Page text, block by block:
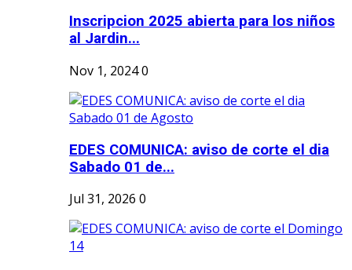
Inscripcion 2025 abierta para los niños
al Jardin...
Nov 1, 20240
EDES COMUNICA: aviso de corte el dia
Sabado 01 de...
Jul 31, 2026 0